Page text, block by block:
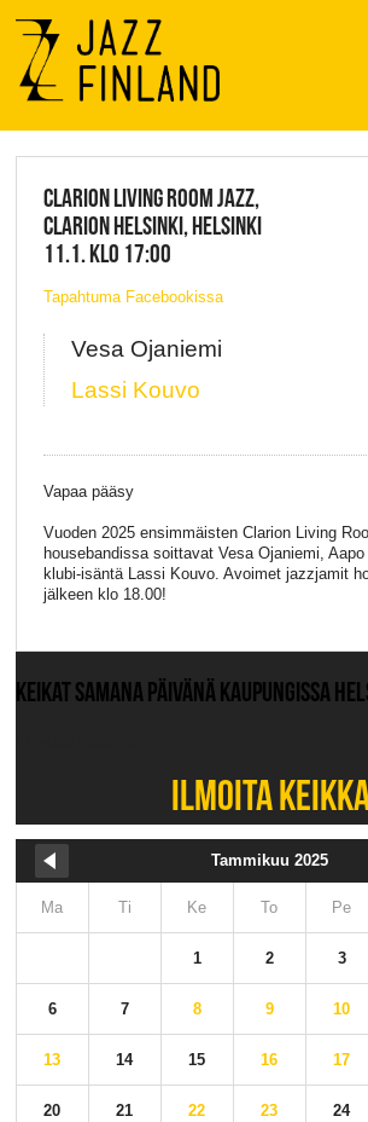
Menu
JAZZ FINLAND LIVE
CLARION LIVING ROOM JAZZ,
CLARION HELSINKI, HELSINKI
11.1. KLO 17:00
Tapahtuma Facebookissa
Vesa Ojaniemi
Lassi Kouvo
Vapaa pääsy
Vuoden 2025 ensimmäisten Clarion Living
housebandissa soittavat Vesa Ojaniemi,
klubi-isäntä Lassi Kouvo. Avoimet jazzjamit
jälkeen klo 18.00!
KEIKAT SAMANA PÄIVÄNÄ KAUPUNGISSA
ILMOITA
Tammikuu 2025
Ma Ti Ke To Pe
1 2 3
6 7 8 9 10
13 14 15 16 17
20 21 22 23 24